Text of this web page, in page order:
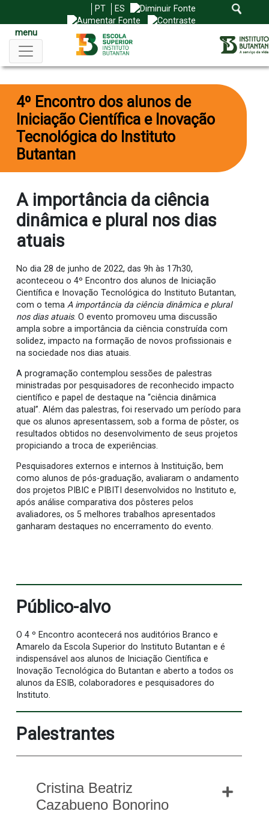
PT ES
menu
4º Encontro dos alunos de
Iniciação Científica e Inovação
Tecnológica do Instituto
Butantan
A importância da ciência
dinâmica e plural nos dias
atuais
No dia 28 de junho de 2022, das 9h às 17h30,
aconteceou o 4º Encontro dos alunos de Iniciação
Científica e Inovação Tecnológica do Instituto Butantan,
com o temaA importância da ciência dinâmica e plural
nos dias atuais. O evento promoveu uma discussão
ampla sobre a importância da ciência construída com
solidez, impacto na formação de novos profissionais e
na sociedade nos dias atuais.
A programação contemplou sessões de palestras
ministradas por pesquisadores de reconhecido impacto
científico e papel de destaque na “ciência dinâmica
atual”. Além das palestras, foi reservado um período para
que os alunos apresentassem, sob a forma de pôster, os
resultados obtidos no desenvolvimento de seus projetos
propiciando a troca de experiências.
Pesquisadores externos e internos à Instituição, bem
como alunos de pós-graduação, avaliaram o andamento
dos projetos PIBIC e PIBITI desenvolvidos no Instituto e,
após análise comparativa dos pôsteres pelos
avaliadores, os 5 melhores trabalhos apresentados
ganharam destaques no encerramento do evento.
Público-alvo
O 4 º Encontro acontecerá nos auditórios Branco e
Amarelo da Escola Superior do Instituto Butantan e é
indispensável aos alunos de Iniciação Científica e
Inovação Tecnológica do Butantan e aberto a todos os
alunos da ESIB, colaboradores e pesquisadores do
Instituto.
Palestrantes
Cristina Beatriz
Cazabueno Bonorino